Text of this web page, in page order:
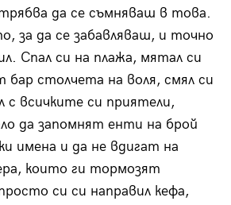
да се съмняваш в това.
за да се забавляваш, и точно
Спал си на плажа, мятал си
бар столчета на воля, смял си
с всичките си приятели,
да запомнят енти на брой
имена и да не вдигат на
които ги тормозят
си си направил кефа,